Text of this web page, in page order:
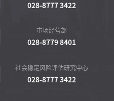
028-8777 3422
市场经营部
028-8779 8401
社会稳定风险评估研究中心
028-8777 3422